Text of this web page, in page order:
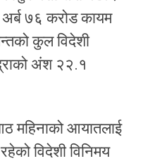
७६ करोड कायम
कुल विदेशी
अंश २२.१
महिनाको आयातलाई
विदेशी विनिमय